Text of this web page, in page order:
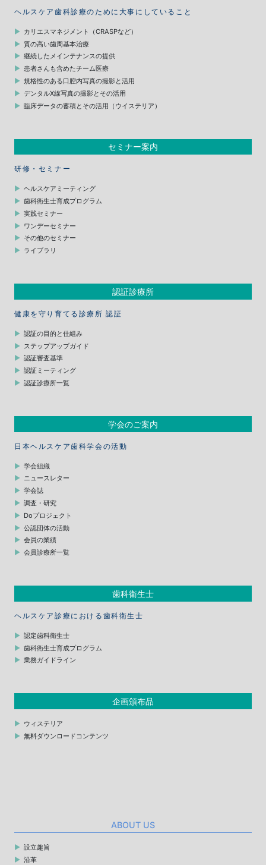
ヘルスケア歯科診療のために大事にしていること
カリエスマネジメント（CRASPなど）
質の高い歯周基本治療
継続したメインテナンスの提供
患者さんも含めたチーム医療
規格性のある口腔内写真の撮影と活用
デンタルX線写真の撮影とその活用
臨床データの蓄積とその活用（ウイステリア）
セミナー案内
研修・セミナー
ヘルスケアミーティング
歯科衛生士育成プログラム
実践セミナー
ワンデーセミナー
その他のセミナー
ライブラリ
認証診療所
健康を守り育てる診療所 認証
認証の目的と仕組み
ステップアップガイド
認証審査基準
認証ミーティング
認証診療所一覧
学会のご案内
日本ヘルスケア歯科学会の活動
学会組織
ニュースレター
学会誌
調査・研究
Doプロジェクト
公認団体の活動
会員の業績
会員診療所一覧
歯科衛生士
ヘルスケア診療における歯科衛生士
認定歯科衛生士
歯科衛生士育成プログラム
業務ガイドライン
企画頒布品
ウィステリア
無料ダウンロードコンテンツ
ABOUT US
設立趣旨
沿革